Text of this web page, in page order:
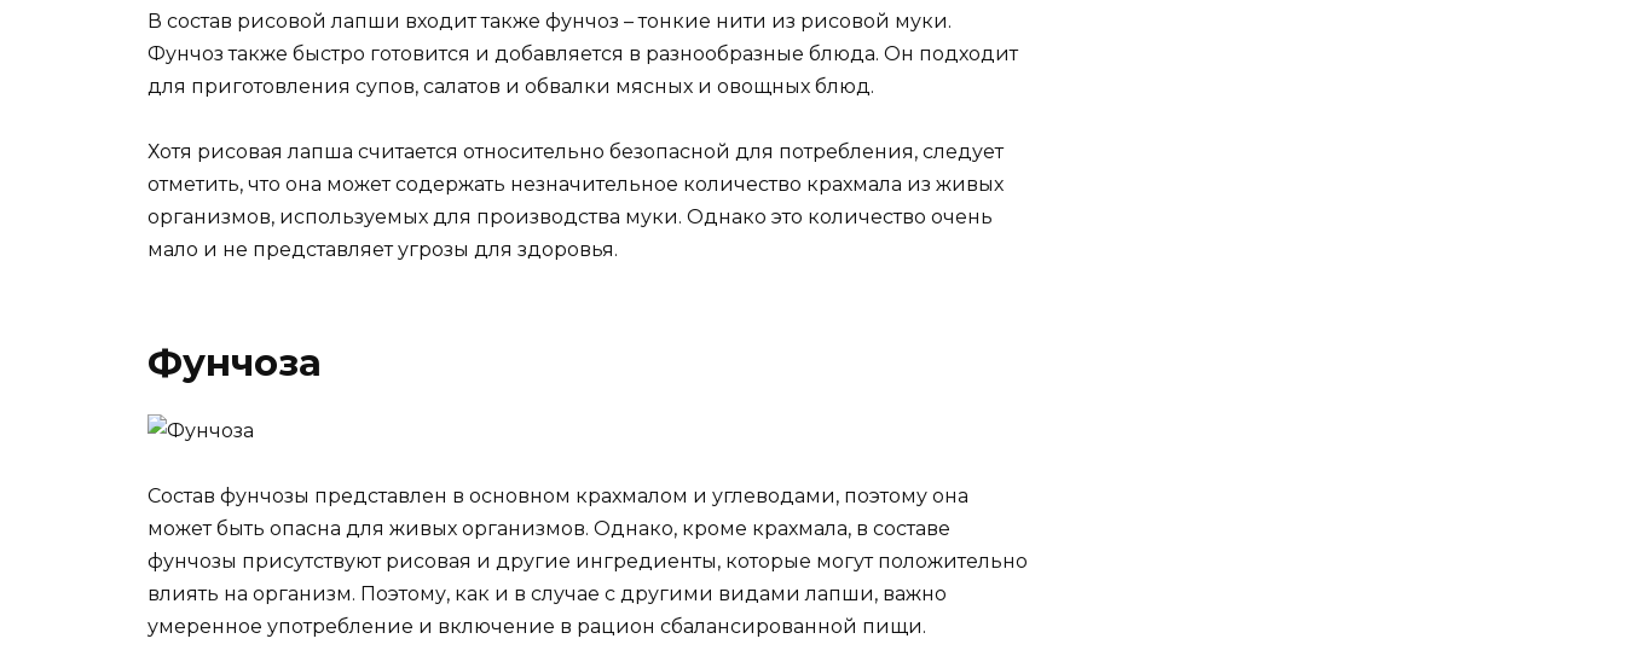
В состав рисовой лапши входит также фунчоз – тонкие нити из рисовой муки.
Фунчоз также быстро готовится и добавляется в разнообразные блюда. Он подходит
для приготовления супов, салатов и обвалки мясных и овощных блюд.
Хотя рисовая лапша считается относительно безопасной для потребления, следует
отметить, что она может содержать незначительное количество крахмала из живых
организмов, используемых для производства муки. Однако это количество очень
мало и не представляет угрозы для здоровья.
Фунчоза
Состав фунчозы представлен в основном крахмалом и углеводами, поэтому она
может быть опасна для живых организмов. Однако, кроме крахмала, в составе
фунчозы присутствуют рисовая и другие ингредиенты, которые могут положительно
влиять на организм. Поэтому, как и в случае с другими видами лапши, важно
умеренное употребление и включение в рацион сбалансированной пищи.